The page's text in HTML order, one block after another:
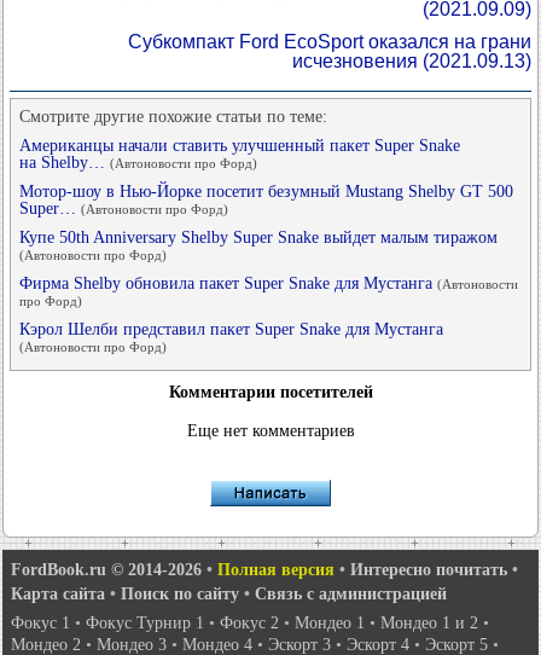
(2021.09.09)
Субкомпакт Ford EcoSport оказался на грани
исчезновения (2021.09.13)
Смотрите другие похожие статьи по теме:
Американцы начали ставить улучшенный пакет Super Snake
на Shelby…
(Автоновости про Форд)
Мотор-шоу в Нью-Йорке посетит безумный Mustang Shelby GT 500
Super…
(Автоновости про Форд)
Купе 50th Anniversary Shelby Super Snake выйдет малым тиражом
(Автоновости про Форд)
Фирма Shelby обновила пакет Super Snake для Мустанга (Автоновости
про Форд)
Кэрол Шелби представил пакет Super Snake для Мустанга
(Автоновости про Форд)
Комментарии посетителей
Еще нет комментариев
FordBook.ru © 2014-2026 • Полная версия • Интересно почитать •
Карта сайта • Поиск по сайту • Связь с администрацией
Фокус 1 • Фокус Турнир 1 • Фокус 2 • Мондео 1 • Мондео 1 и 2 •
Мондео 2 • Мондео 3 • Мондео 4 • Эскорт 3 • Эскорт 4 • Эскорт 5 •